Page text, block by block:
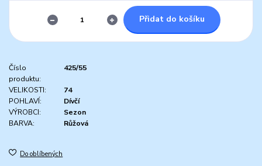
Přidat do košíku
Číslo
produktu:
425/55
VELIKOSTI:
74
POHLAVÍ:
Dívčí
VÝROBCI:
Sezon
BARVA:
Růžová
Do oblíbených